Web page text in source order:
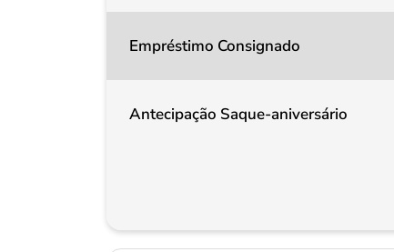
Empréstimo Consignado
Antecipação Saque-aniversário